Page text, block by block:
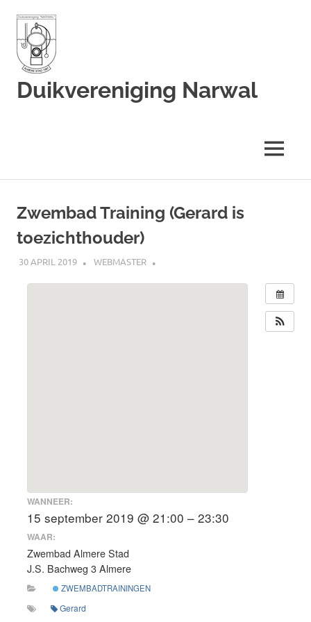
inhoud
Duikvereniging Narwal
MENU
Zwembad Training (Gerard is
toezichthouder)
30 APRIL 2019 WEBMASTER
WANNEER:
15 september 2019 @ 21:00 – 23:30
WAAR:
Zwembad Almere Stad
J.S. Bachweg 3 Almere
ZWEMBADTRAININGEN
Gerard